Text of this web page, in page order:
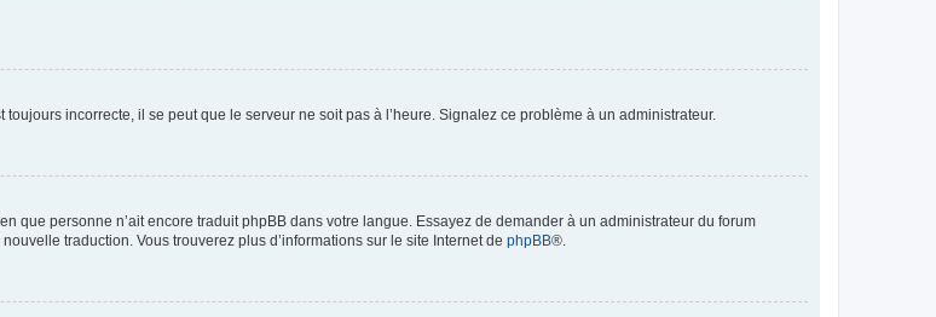
incorrecte, il se peut que le serveur ne soit pas à l’heure. Signalez ce problème à un administrateur.
que personne n’ait encore traduit phpBB dans votre langue. Essayez de demander à un administrateur du forum
traduction. Vous trouverez plus d’informations sur le site Internet de phpBB®.